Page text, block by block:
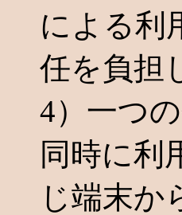
による利
任を負担
4）一つ
同時に利
じ端末か